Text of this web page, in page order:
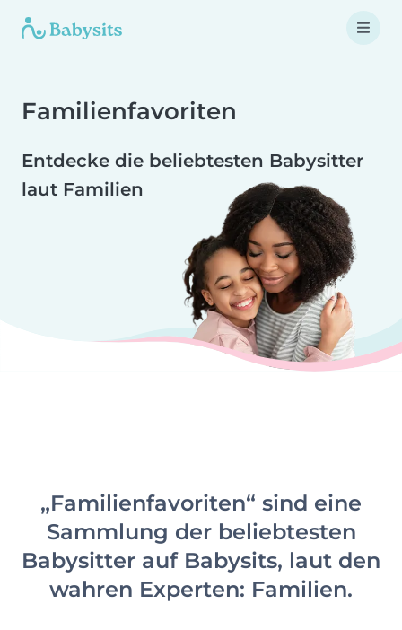
Familienfavoriten
Entdecke die beliebtesten Babysitter
laut Familien
„Familienfavoriten“ sind eine
Sammlung der beliebtesten
Babysitter auf Babysits, laut den
wahren Experten: Familien.